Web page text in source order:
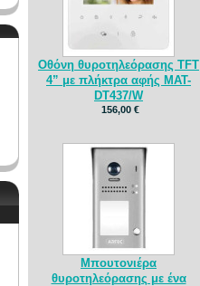
Οθόνη θυροτηλεόρασης TFT
4” με πλήκτρα αφής MAT-
DT437/W
156,00 €
Μπουτονιέρα
θυροτηλεόρασης με ένα